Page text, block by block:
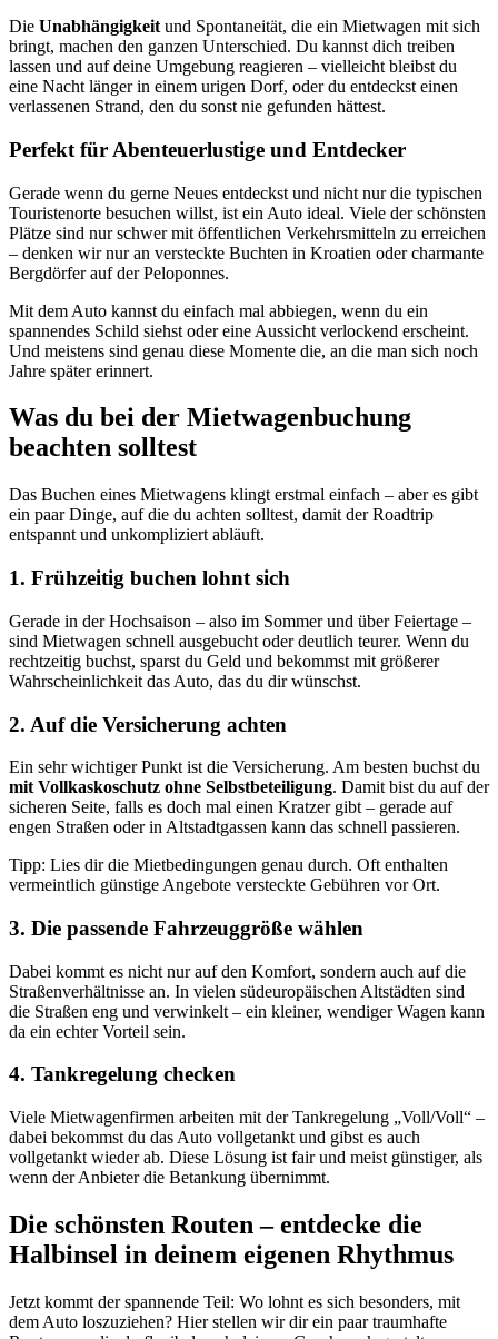
Die Unabhängigkeit und Spontaneität, die ein Mietwagen mit sich
bringt, machen den ganzen Unterschied. Du kannst dich treiben
lassen und auf deine Umgebung reagieren – vielleicht bleibst du
eine Nacht länger in einem urigen Dorf, oder du entdeckst einen
verlassenen Strand, den du sonst nie gefunden hättest.
Perfekt für Abenteuerlustige und Entdecker
Gerade wenn du gerne Neues entdeckst und nicht nur die typischen
Touristenorte besuchen willst, ist ein Auto ideal. Viele der schönsten
Plätze sind nur schwer mit öffentlichen Verkehrsmitteln zu erreichen
– denken wir nur an versteckte Buchten in Kroatien oder charmante
Bergdörfer auf der Peloponnes.
Mit dem Auto kannst du einfach mal abbiegen, wenn du ein
spannendes Schild siehst oder eine Aussicht verlockend erscheint.
Und meistens sind genau diese Momente die, an die man sich noch
Jahre später erinnert.
Was du bei der Mietwagenbuchung
beachten solltest
Das Buchen eines Mietwagens klingt erstmal einfach – aber es gibt
ein paar Dinge, auf die du achten solltest, damit der Roadtrip
entspannt und unkompliziert abläuft.
1. Frühzeitig buchen lohnt sich
Gerade in der Hochsaison – also im Sommer und über Feiertage –
sind Mietwagen schnell ausgebucht oder deutlich teurer. Wenn du
rechtzeitig buchst, sparst du Geld und bekommst mit größerer
Wahrscheinlichkeit das Auto, das du dir wünschst.
2. Auf die Versicherung achten
Ein sehr wichtiger Punkt ist die Versicherung. Am besten buchst du
mit Vollkaskoschutz ohne Selbstbeteiligung. Damit bist du auf der
sicheren Seite, falls es doch mal einen Kratzer gibt – gerade auf
engen Straßen oder in Altstadtgassen kann das schnell passieren.
Tipp: Lies dir die Mietbedingungen genau durch. Oft enthalten
vermeintlich günstige Angebote versteckte Gebühren vor Ort.
3. Die passende Fahrzeuggröße wählen
Dabei kommt es nicht nur auf den Komfort, sondern auch auf die
Straßenverhältnisse an. In vielen südeuropäischen Altstädten sind
die Straßen eng und verwinkelt – ein kleiner, wendiger Wagen kann
da ein echter Vorteil sein.
4. Tankregelung checken
Viele Mietwagenfirmen arbeiten mit der Tankregelung „Voll/Voll“ –
dabei bekommst du das Auto vollgetankt und gibst es auch
vollgetankt wieder ab. Diese Lösung ist fair und meist günstiger, als
wenn der Anbieter die Betankung übernimmt.
Die schönsten Routen – entdecke die
Halbinsel in deinem eigenen Rhythmus
Jetzt kommt der spannende Teil: Wo lohnt es sich besonders, mit
dem Auto loszuziehen? Hier stellen wir dir ein paar traumhafte